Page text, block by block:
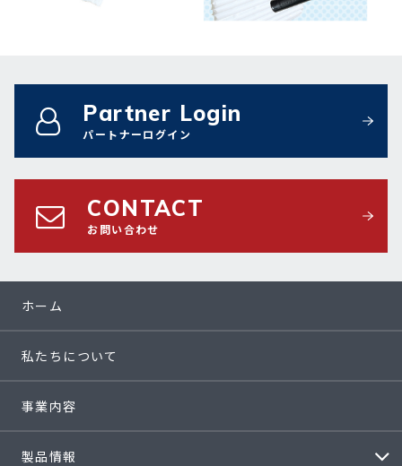
Partner Login
パートナーログイン
CONTACT
お問い合わせ
ホーム
私たちについて
事業内容
製品情報